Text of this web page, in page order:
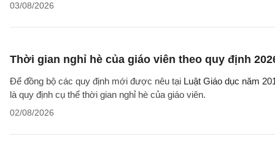
03/08/2026
Thời gian nghỉ hè của giáo viên theo quy định
Để đồng bộ các quy định mới được nêu tại Luật Giáo dục năm
là quy định cụ thể thời gian nghỉ hè của giáo viên.
02/08/2026